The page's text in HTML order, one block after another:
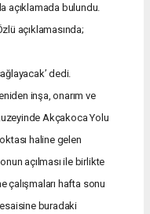
açıklamada bulundu.
açıklamasında;
dedi.
inşa, onarım ve
Akçakoca Yolu
haline gelen
açılması ile birlikte
çalışmaları hafta sonu
buradaki